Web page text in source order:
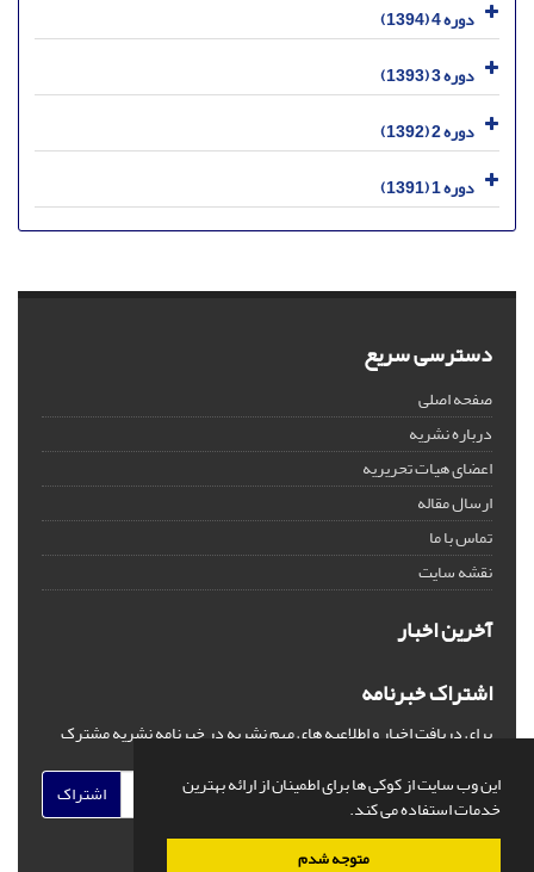
این وب سایت از کوکی ها برای اطمینان از ارائه بهترین
خدمات استفاده می کند.
متوجه شدم
دوره 4 (1394)
دوره 3 (1393)
دوره 2 (1392)
دوره 1 (1391)
دسترسی سریع
صفحه اصلی
درباره نشریه
اعضای هیات تحریریه
ارسال مقاله
تماس با ما
نقشه سایت
آخرین اخبار
اشتراک خبرنامه
برای دریافت اخبار و اطلاعیه های مهم نشریه در خبرنامه نشریه مشترک
اشتراک